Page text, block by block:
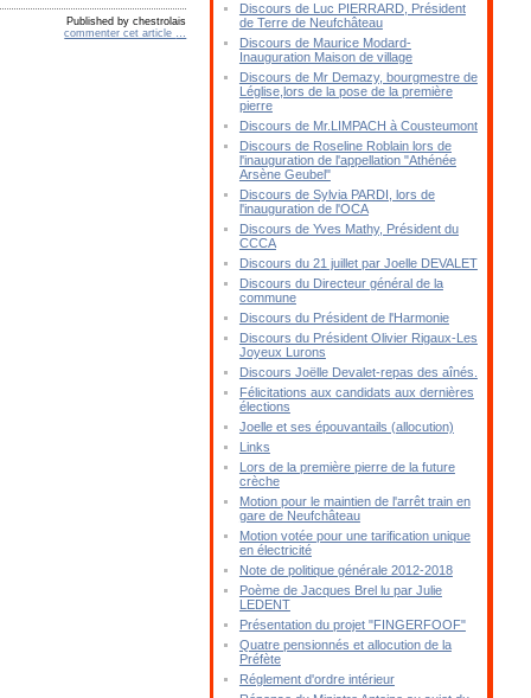
Published by chestrolais
commenter cet article
Discours de Luc PIERRARD, Président
de Terre de Neufchâteau
Discours de Maurice Modard-
Inauguration Maison de village
Discours de Mr Demazy, bourgmestre de
Léglise,lors de la pose de la première
pierre
Discours de Mr.LIMPACH à Cousteumont
Discours de Roseline Roblain lors de
l'inauguration de l'appellation "Athénée
Arsène Geubel"
Discours de Sylvia PARDI, lors de
l'inauguration de l'OCA
Discours de Yves Mathy, Président du
CCCA
Discours du 21 juillet par Joelle DEVALET
Discours du Directeur général de la
commune
Discours du Président de l'Harmonie
Discours du Président Olivier Rigaux-Les
Joyeux Lurons
Discours Joëlle Devalet-repas des aînés.
Félicitations aux candidats aux dernières
élections
Joelle et ses épouvantails (allocution)
Links
Lors de la première pierre de la future
crèche
Motion pour le maintien de l'arrêt train en
gare de Neufchâteau
Motion votée pour une tarification unique
en électricité
Note de politique générale 2012-2018
Poème de Jacques Brel lu par Julie
LEDENT
Présentation du projet "FINGERFOOF"
Quatre pensionnés et allocution de la
Préfète
Réglement d'ordre intérieur